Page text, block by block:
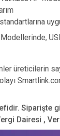
üreticilerin
Siparişte
Dairesi ,